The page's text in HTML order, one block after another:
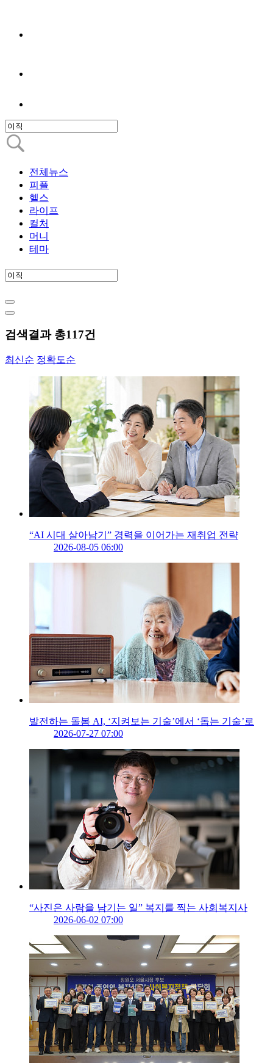
전체뉴스
피플
헬스
라이프
컬처
머니
테마
검색결과 총117건
최신순 정확도순
“AI 시대 살아남기” 경력을 이어가는 재취업 전략
2026-08-05 06:00
발전하는 돌봄 AI, ‘지켜보는 기술’에서 ‘돕는 기술’로
2026-07-27 07:00
“사진은 사람을 남기는 일” 복지를 찍는 사회복지사
2026-06-02 07:00